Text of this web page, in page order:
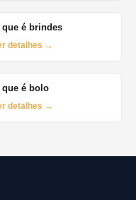
que é brindes
detalhes →
que é bolo
detalhes →